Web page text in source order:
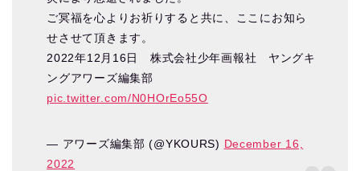
ご冥福を心よりお祈りすると共に、ここにお知ら
せさせて頂きます。
2022年12月16日 株式会社少年画報社 ヤングキ
ングアワーズ編集部
pic.twitter.com/N0HOrEo55O
— アワーズ編集部 (@YKOURS) December 16,
2022